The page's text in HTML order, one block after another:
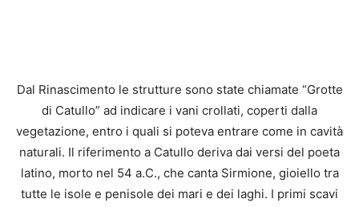
Dal Rinascimento le strutture sono state chiamate “Grotte
di Catullo” ad indicare i vani crollati, coperti dalla
vegetazione, entro i quali si poteva entrare come in cavità
naturali. Il riferimento a Catullo deriva dai versi del poeta
latino, morto nel 54 a.C., che canta Sirmione, gioiello tra
tutte le isole e penisole dei mari e dei laghi. I primi scavi